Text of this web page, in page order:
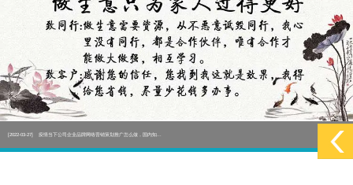
[2022-05-29] 实体门店如何做网络推广吸引客户，实体店网络营销技巧... 更多 >
[2022-05-04] 污水处理设备厂家产品如何做网络推广（污水处理项目网... 更多 >
[2022-03-27] 疫情当下公司企业品牌网络营销策划推广怎么做，国内知... 更多 >